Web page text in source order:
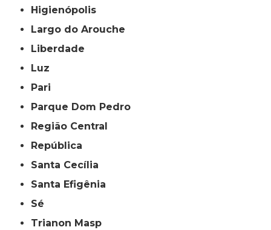
Higienópolis
Largo do Arouche
Liberdade
Luz
Pari
Parque Dom Pedro
Região Central
República
Santa Cecília
Santa Efigênia
Sé
Trianon Masp